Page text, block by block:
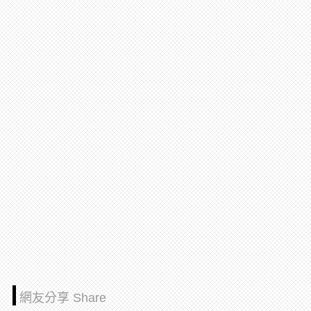
網友分享 Share